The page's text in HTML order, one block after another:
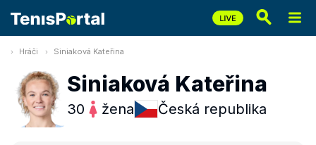
Hráči Siniaková Kateřina
Siniaková Kateřina
30 žena Česká republika